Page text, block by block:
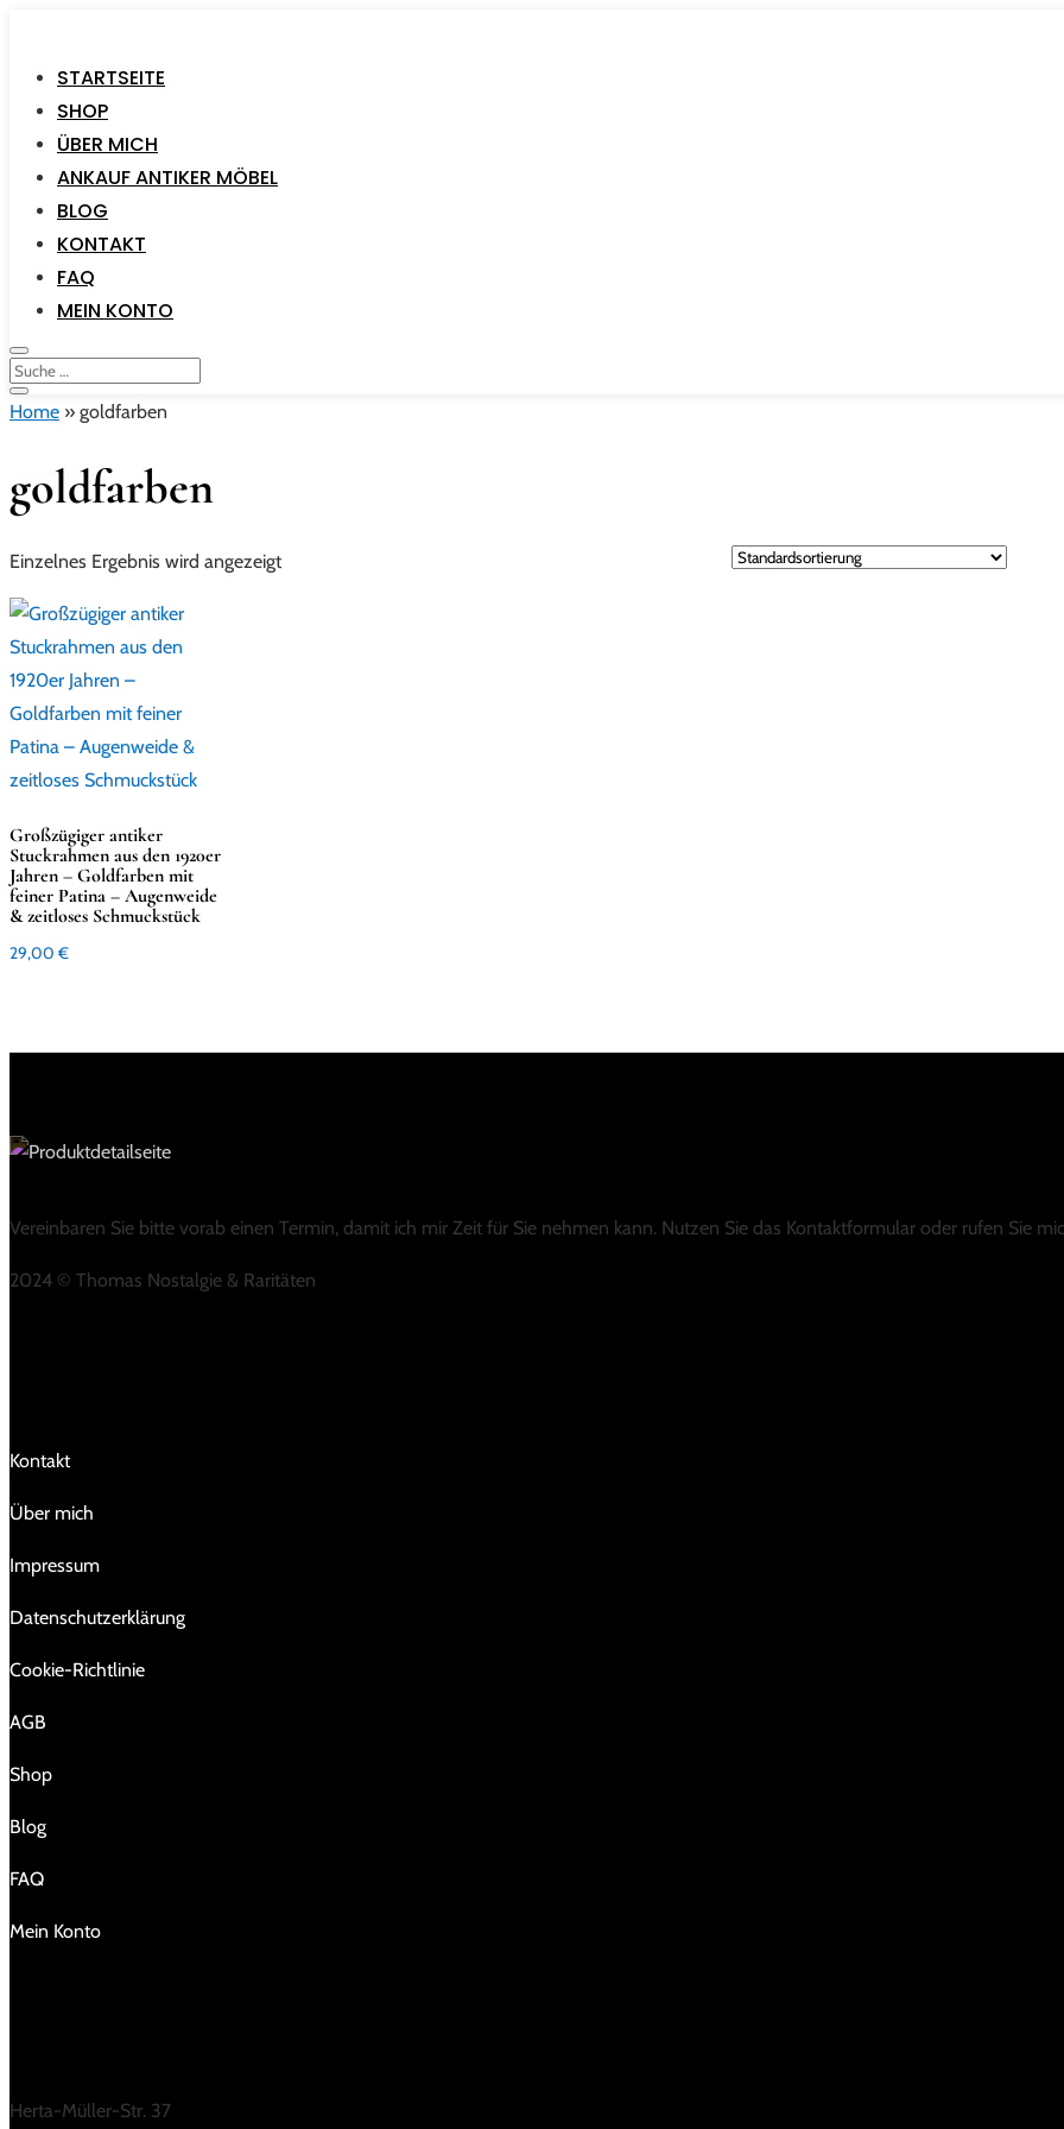
STARTSEITE
SHOP
ÜBER MICH
ANKAUF ANTIKER MÖBEL
BLOG
KONTAKT
FAQ
MEIN KONTO
Home » goldfarben
goldfarben
Einzelnes Ergebnis wird angezeigt
Großzügiger antiker
Stuckrahmen aus den 1920er
Jahren – Goldfarben mit
feiner Patina – Augenweide
& zeitloses Schmuckstück
29,00€
Vereinbaren Sie bitte vorab einen Termin, damit ich mir Zeit für Sie nehmen kann. Nutzen Sie das Kontaktformular oder rufen Sie
2024 © Thomas Nostalgie & Raritäten
Kontakt
Über mich
Impressum
Da­ten­schutz­er­klä­rung
Cookie-Richtlinie
AGB
Shop
Blog
FAQ
Mein Konto
Herta-Müller-Str. 37